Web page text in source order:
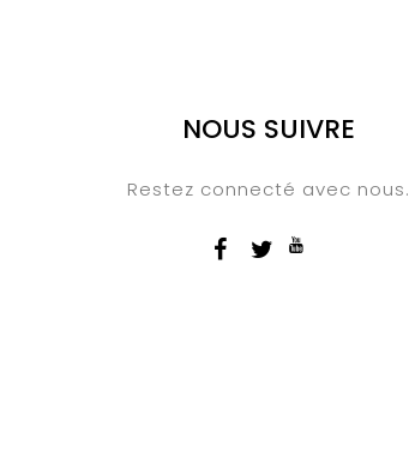
NOUS SUIVRE
Restez connecté avec nous.